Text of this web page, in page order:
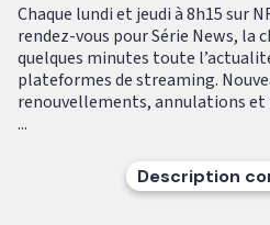
Chaque lundi et jeudi à 8h15 sur
rendez-vous pour Série News, la
quelques minutes toute
plateformes de streaming.
renouvellements, annulations et
...
Description